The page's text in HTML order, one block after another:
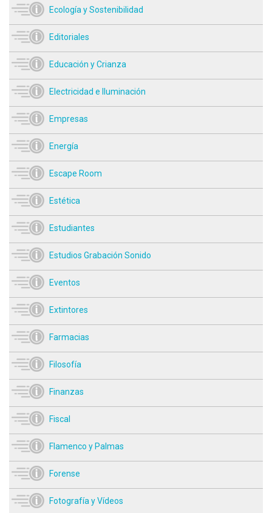
Ecología y Sostenibilidad
Editoriales
Educación y Crianza
Electricidad e Iluminación
Empresas
Energía
Escape Room
Estética
Estudiantes
Estudios Grabación Sonido
Eventos
Extintores
Farmacias
Filosofía
Finanzas
Fiscal
Flamenco y Palmas
Forense
Fotografía y Vídeos